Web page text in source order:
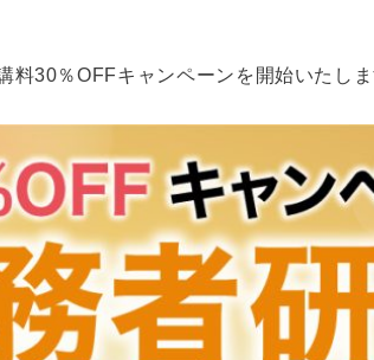
料30％OFFキャンペーンを開始いたし